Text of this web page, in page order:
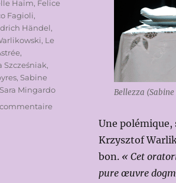
Bellezza
Une polémique,
Krzysztof
bon. « Cet
pure œuvre
Haïm, Felice
Fagioli,
Händel,
, Le
,
Szcześniak,
, Sabine
Sara Mingardo
sur